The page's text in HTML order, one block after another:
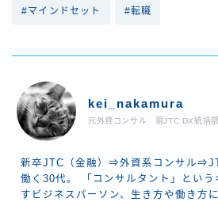
#マインドセット #転職
kei_nakamura
元外資コンサル 現JTC DX統括
新卒JTC（金融）⇒外資系コンサル
働く30代。 「コンサルタント」という
すビジネスパーソン、生き方や働き方